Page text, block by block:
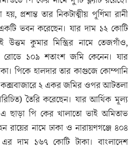
প্রশান্ত তার নিকটাত্মীয় পূর্ণিমা রানী
একটি ভবন করেছেন। যার দাম ১২ কোটি
উত্তম কুমার মিস্ত্রির নামে তেজগাঁও,
রোডে ১০৯ শতাংশ জমি কেনেন। যার
পিকে হালদার তার কাগুজে কোম্পানি
কক্সবাজারে ২ একর জমির ওপর আটতলা
তৈরি করেছেন। যার আর্থিক মূল্য
ছাড়া পি কের খালাতো ভাই অমিতাভ
রায়ের নামে ঢাকা ও নারায়ণগঞ্জে ৪০৪
দাম ১৬৭ কোটি টাকা। বাংলাদেশ